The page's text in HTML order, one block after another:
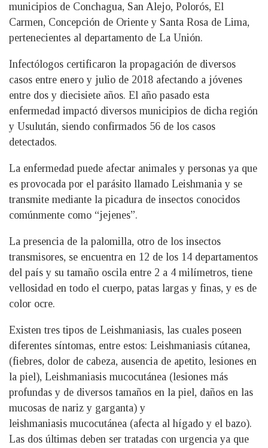
municipios de Conchagua, San Alejo, Polorós, El
Carmen, Concepción de Oriente y Santa Rosa de Lima,
pertenecientes al departamento de La Unión.
Infectólogos certificaron la propagación de diversos
casos entre enero y julio de 2018 afectando a jóvenes
entre dos y diecisiete años. El año pasado esta
enfermedad impactó diversos municipios de dicha región
y Usulután, siendo confirmados 56 de los casos
detectados.
La enfermedad puede afectar animales y personas ya que
es provocada por el parásito llamado Leishmania y se
transmite mediante la picadura de insectos conocidos
comúnmente como “jejenes”.
La presencia de la palomilla, otro de los insectos
transmisores, se encuentra en 12 de los 14 departamentos
del país y su tamaño oscila entre 2 a 4 milímetros, tiene
vellosidad en todo el cuerpo, patas largas y finas, y es de
color ocre.
Existen tres tipos de Leishmaniasis, las cuales poseen
diferentes síntomas, entre estos: Leishmaniasis cútanea,
(fiebres, dolor de cabeza, ausencia de apetito, lesiones en
la piel), Leishmaniasis mucocutánea (lesiones más
profundas y de diversos tamaños en la piel, daños en las
mucosas de nariz y garganta) y
leishmaniasis mucocutánea (afecta al hígado y el bazo).
Las dos últimas deben ser tratadas con urgencia ya que